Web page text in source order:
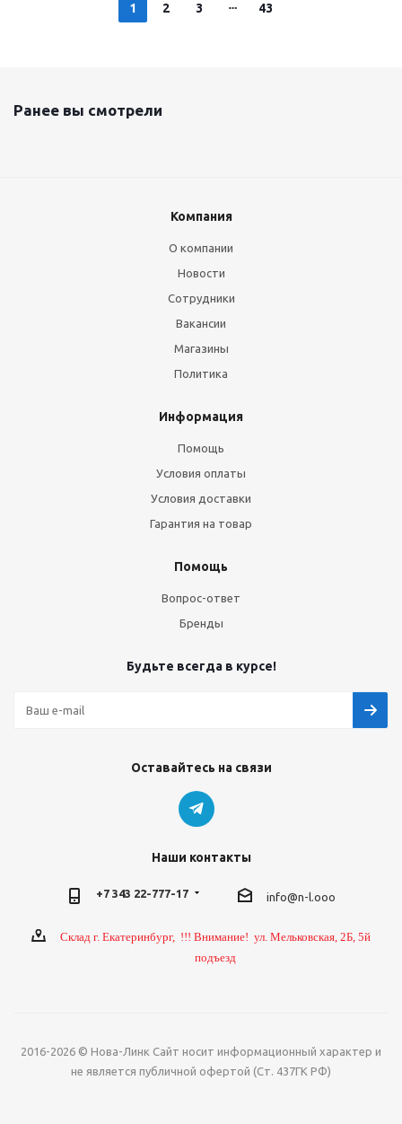
1 2 3 43
Ранее вы смотрели
Компания
О компании
Новости
Сотрудники
Вакансии
Магазины
Политика
Информация
Помощь
Условия оплаты
Условия доставки
Гарантия на товар
Помощь
Вопрос-ответ
Бренды
Будьте всегда в курсе!
Оставайтесь на связи
Наши контакты
+7 343 22-777-17 info@n-l.ooo
Склад г. Екатеринбург, !!! Внимание! ул. Мельковская, 2Б, 5й
подъезд
2016-2026 © Нова-Линк Сайт носит информационный характер и
не является публичной офертой (Ст. 437ГК РФ)